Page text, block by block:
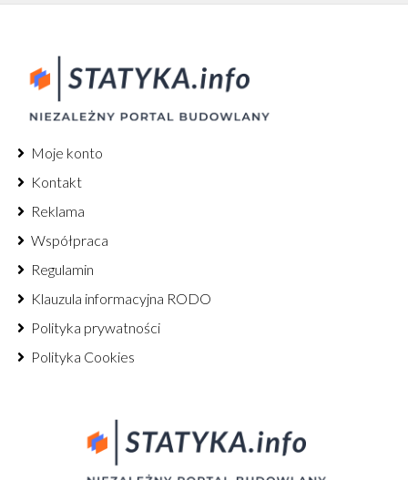
Moje konto
Kontakt
Reklama
Współpraca
Regulamin
Klauzula informacyjna RODO
Polityka prywatności
Polityka Cookies